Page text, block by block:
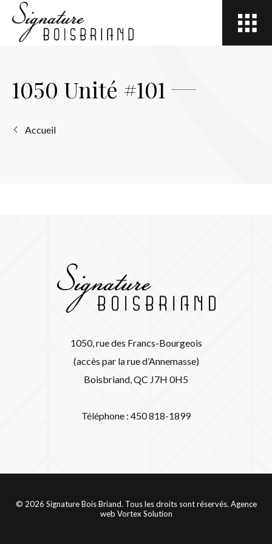
Open
navigation
Accueil
1050 Unité #101
1050, rue des Francs-Bourgeois
(accès par la rue d’Annemasse)
Boisbriand, QC J7H 0H5
Téléphone : 450 818-1899
© 2026 Signature Bois Briand. Tous les droits sont réservés. Agence
web Vortex Solution